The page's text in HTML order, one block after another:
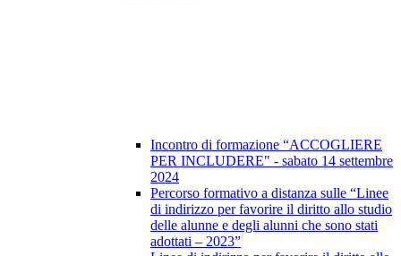
Incontro di formazione “ACCOGLIERE
PER INCLUDERE" - sabato 14 settembre
2024
Percorso formativo a distanza sulle “Linee
di indirizzo per favorire il diritto allo studio
delle alunne e degli alunni che sono stati
adottati – 2023”